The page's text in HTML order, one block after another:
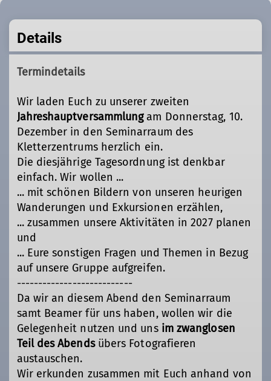
Details
Termindetails
Wir laden Euch zu unserer zweiten
Jahreshauptversammlungam Donnerstag, 10.
Dezember in den Seminarraum des
Kletterzentrums herzlich ein.
Die diesjährige Tagesordnung ist denkbar
einfach. Wir wollen ...
... mit schönen Bildern von unseren heurigen
Wanderungen und Exkursionen erzählen,
... zusammen unsere Aktivitäten in 2027 planen
und
... Eure sonstigen Fragen und Themen in Bezug
auf unsere Gruppe aufgreifen.
---------------------------
Da wir an diesem Abend den Seminarraum
samt Beamer für uns haben, wollen wir die
Gelegenheit nutzen und uns im zwanglosen
Teil des Abendsübers Fotografieren
austauschen.
Wir erkunden zusammen mit Euch anhand von